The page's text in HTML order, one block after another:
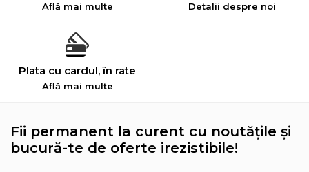
Află mai multe Detalii despre noi
Plata cu cardul, în rate
Află mai multe
Fii permanent la curent cu noutățile și
bucură-te de oferte irezistibile!